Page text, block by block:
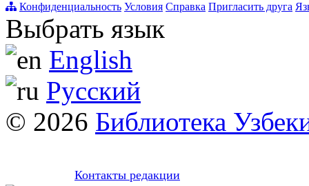
Конфиденциальность Условия Справка Пригласить друга
Выбрать язык
English
Русский
© 2026 Библиотека
Контакты редакции